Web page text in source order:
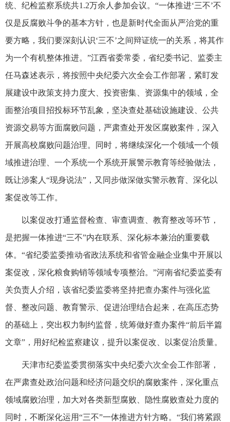
统、纪检监察系统共1.2万余人参加会议。“一体推进‘三不’不
仅是反腐败斗争的基本方针，也是新时代全面从严治党的重
要方略，我们要深刻认识‘三不’之间辩证统一的关系，将其作
为一个有机整体推进。”江西省委常委，省纪委书记、监委主
任马森述表示，将按照中央纪委六次全会工作部署，紧盯发
展建设中政策支持力度大、投资密集、资源集中的领域，全
面整治项目招投标环节乱象，坚决查处基础设施建设、公共
资源交易等方面腐败问题，严肃查处开发区腐败案件，深入
开展高校腐败问题治理。同时，将继续深化一个领域一个领
域推进治理、一个系统一个系统开展警示教育等经验做法，
既让涉案人“现身说法”，又同步做深做实警示教育、深化以
案促改等工作。
以案促改打通监督检查、审查调查、教育整改等环节，
是把握一体推进“三不”内在联系、深化标本兼治的重要载
体。“省纪委监委推动省政法系统和省管金融企业集中开展以
案促改，深化粮食购销等领域专项整治。”河南省纪委监委有
关负责人介绍，该省纪委监委将坚持把查办案件与强化监
督、整改问题、教育警示、促进治理结合起来，在高压态势
的基础上，突出权力制约监督，统筹做好查办案件“前后半篇
文章”，用好纪检监察建议，提升以案促改、以案促治质量。
天津市纪委监委贯彻落实中央纪委六次全会工作部署，
在严肃查处政治问题和经济问题交织的腐败案件，深化重点
领域腐败治理，加大对各类新型腐败、隐性腐败查处力度的
同时，不断深化运用“三不”一体推进方针方略。“我们将紧跟